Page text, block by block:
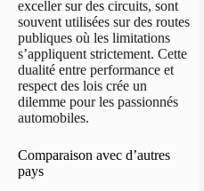
exceller sur des circuits, sont
souvent utilisées sur des routes
publiques où les limitations
s’appliquent strictement. Cette
dualité entre performance et
respect des lois crée un
dilemme pour les passionnés
automobiles.
Comparaison avec d’autres
pays